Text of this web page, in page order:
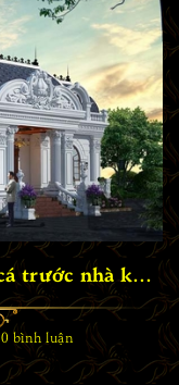
Hé mở sự thật: Có nên xây hồ cá trước nhà không ? PT109028
0 bình luận